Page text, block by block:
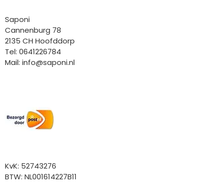
Saponi
Cannenburg 78
2135 CH Hoofddorp
Tel: 0641226784
Mail: info@saponi.nl
KvK: 52743276
BTW: NL001614227B11